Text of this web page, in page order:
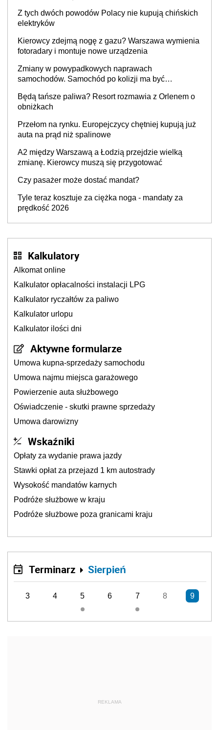
Z tych dwóch powodów Polacy nie kupują chińskich
elektryków
Kierowcy zdejmą nogę z gazu? Warszawa wymienia
fotoradary i montuje nowe urządzenia
Zmiany w powypadkowych naprawach
samochodów. Samochód po kolizji ma być
producenta
Będą tańsze paliwa? Resort rozmawia z Orlenem o
obniżkach
Przełom na rynku. Europejczycy chętniej kupują już
auta na prąd niż spalinowe
A2 między Warszawą a Łodzią przejdzie wielką
zmianę. Kierowcy muszą się przygotować
Czy pasażer może dostać mandat?
Tyle teraz kosztuje za ciężka noga - mandaty za
prędkość 2026
Kalkulatory
Alkomat online
Kalkulator opłacalności instalacji LPG
Kalkulator ryczałtów za paliwo
Kalkulator urlopu
Kalkulator ilości dni
Aktywne formularze
Umowa kupna-sprzedaży samochodu
Umowa najmu miejsca garażowego
Powierzenie auta służbowego
Oświadczenie - skutki prawne sprzedaży
Umowa darowizny
Wskaźniki
Opłaty za wydanie prawa jazdy
Stawki opłat za przejazd 1 km autostrady
Wysokość mandatów karnych
Podróże służbowe w kraju
Podróże służbowe poza granicami kraju
Terminarz Sierpień
3 4 5 6 7 8 9
REKLAMA